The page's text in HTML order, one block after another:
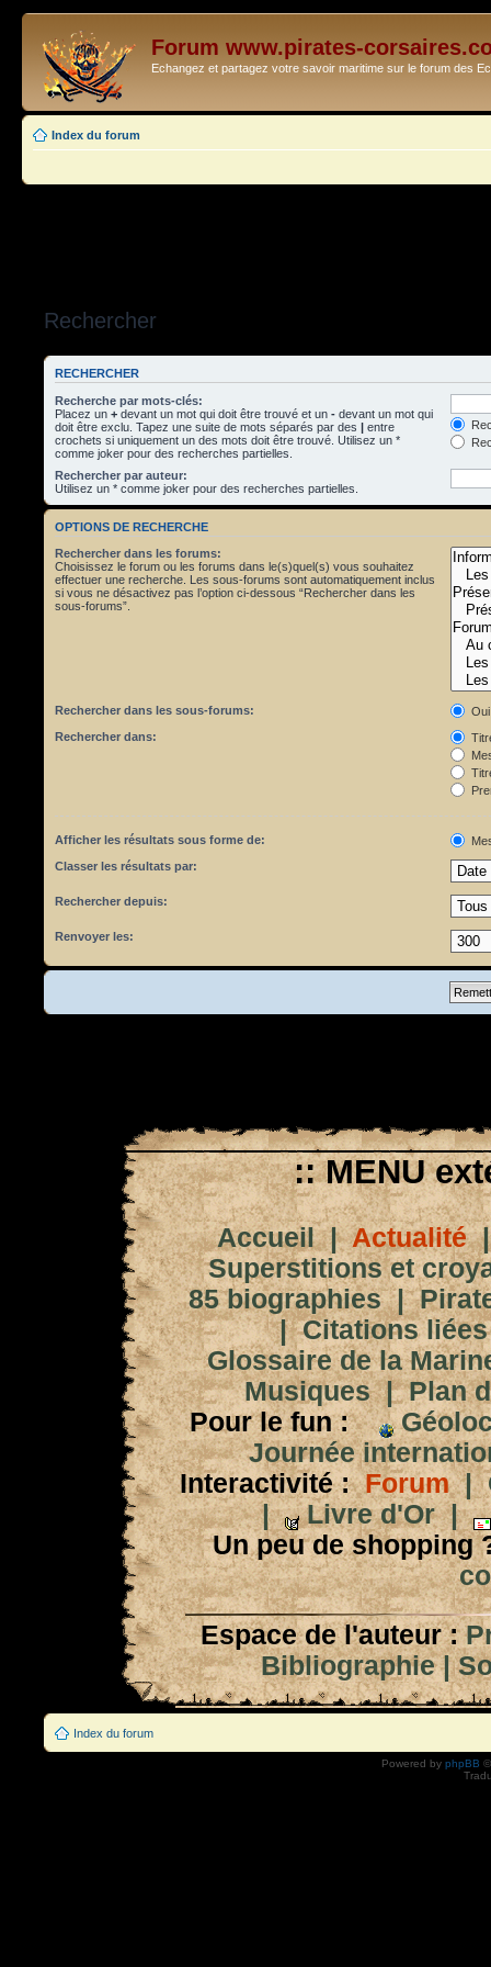
Forum www.pirates-
Echangez et partagez votre savoir maritime sur le forum des
Index du forum
Rechercher
RECHERCHER
Recherche par mots-clés:
Placez un + devant un mot qui doit être trouvé et un - devant un mot qui
doit être exclu. Tapez une suite de mots séparés par des | entre
crochets si uniquement un des mots doit être trouvé. Utilisez un *
comme joker pour des recherches partielles.
Rechercher par auteur:
Utilisez un * comme joker pour des recherches partielles.
OPTIONS DE RECHERCHE
Rechercher dans les forums:
Choisissez le forum ou les forums dans le(s)quel(s) vous souhaitez
effectuer une recherche. Les sous-forums sont automatiquement inclus
si vous ne désactivez pas l’option ci-dessous “Rechercher dans les
sous-forums”.
Rechercher dans les sous-forums:
Oui
Rechercher dans:
Afficher les résultats sous forme de:
Classer les résultats par:
Rechercher depuis:
Renvoyer les:
:: MENU
Accueil|Actualité
Superstitions et
85 biographies|
|Citations
Glossaire de la
Musiques|Plan
Pour le fun :
Journée
Interactivité : Forum|
|
Livre d'Or|
Un peu de shopping
Espace de l'auteur :
Bibliographie|
Index du forum
Powered by phpBB